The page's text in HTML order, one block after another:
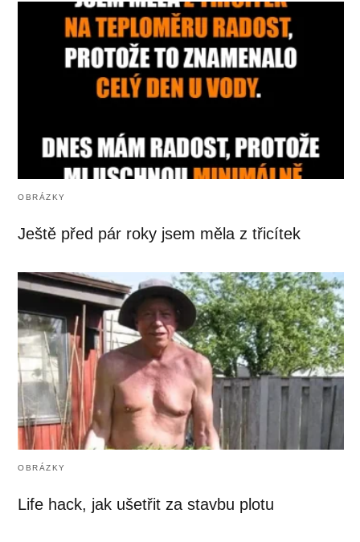
OBRÁZKY
Ještě před pár roky jsem měla z třicítek
OBRÁZKY
Life hack, jak ušetřit za stavbu plotu